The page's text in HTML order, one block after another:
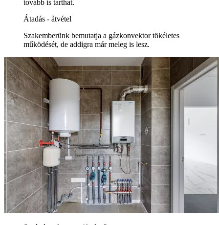
tovább is tarthat.
Átadás - átvétel
Szakemberünk bemutatja a gázkonvektor tökéletes
működését, de addigra már meleg is lesz.